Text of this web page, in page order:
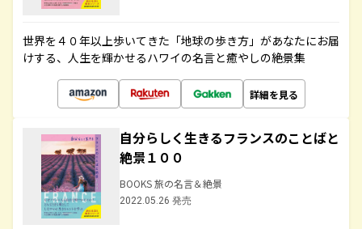
世界を４０年以上歩いてきた「地球の歩き方」があなたにお届
けする、人生を輝かせるハワイの名言と癒やしの絶景集
詳細を見る
自分らしく生きるフランスのことばと
絶景１００
BOOKS 旅の名言＆絶景
2022.05.26 発売